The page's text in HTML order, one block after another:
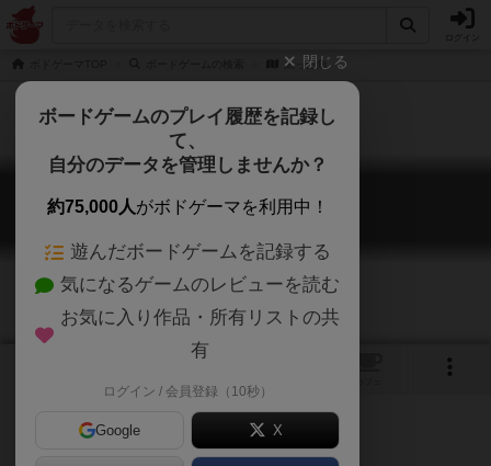
太った魚
太った魚
Fat Fish
閉じる
ボードゲームのプレイ履歴を記録し
て、
自分のデータを管理しませんか？
約75,000人がボドゲーマを利用中！
遊んだボードゲームを記録する
気になるゲームのレビューを読む
お気に入り作品・所有リストの共
有
ログイン / 会員登録（10秒）
Google X